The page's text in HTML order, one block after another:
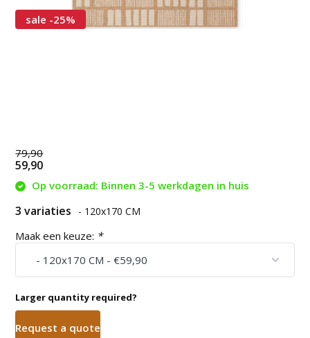
sale -25%
79,90
59,90
Op voorraad: Binnen 3-5 werkdagen in huis
3 variaties - 120x170 CM
Maak een keuze: *
Larger quantity required?
Request a quote